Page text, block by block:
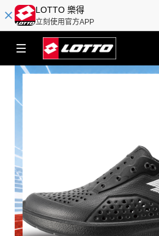
LOTTO 樂得
立刻使用官方APP